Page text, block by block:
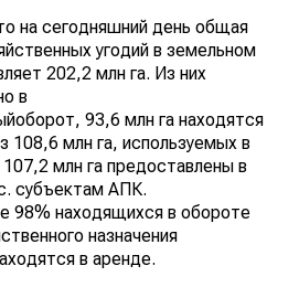
на сегодняшний день общая
угодий в земельном
202,2 млн га. Из них
в
93,6 млн га находятся
108,6 млн га, используемых в
млн га предоставлены в
субъектам АПК.
98% находящихся в обороте
назначения
в аренде.